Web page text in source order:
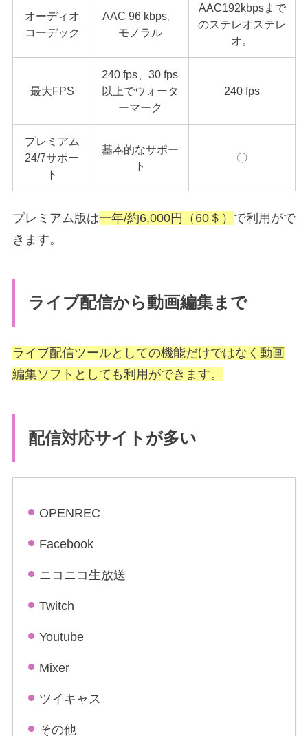
オーディオ
コーデック
AAC 96 kbps。
モノラル
AAC192kbpsまで
のステレオステレ
オ。
最大FPS
240 fps、30 fps
以上でウォータ
ーマーク
240 fps
プレミアム
24/7サポー
ト
基本的なサポー
ト
〇
プレミアム版は一年/約6,000円（60＄） で利用がで
きます。
ライブ配信から動画編集まで
ライブ配信ツールとしての機能だけではなく動画
編集ソフトとしても利用ができます。
配信対応サイトが多い
OPENREC
Facebook
ニコニコ生放送
Twitch
Youtube
Mixer
ツイキャス
その他